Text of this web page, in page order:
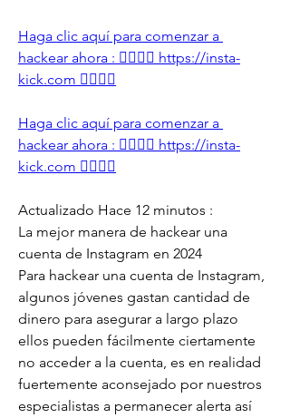
Haga clic aquí para comenzar a
hackear ahora : 👉🏻👉🏻 https://insta-
kick.com 👈🏻👈🏻
Haga clic aquí para comenzar a
hackear ahora : 👉🏻👉🏻 https://insta-
kick.com 👈🏻👈🏻
Actualizado Hace 12 minutos :
La mejor manera de hackear una
cuenta de Instagram en 2024
Para hackear una cuenta de Instagram,
algunos jóvenes gastan cantidad de
dinero para asegurar a largo plazo
ellos pueden fácilmente ciertamente
no acceder a la cuenta, es en realidad
fuertemente aconsejado por nuestros
especialistas a permanecer alerta así